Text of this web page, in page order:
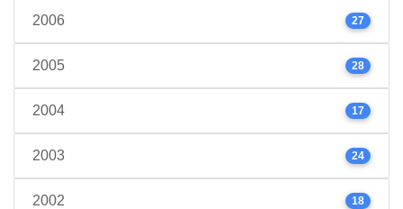
2006 27
2005 28
2004 17
2003 24
2002 18